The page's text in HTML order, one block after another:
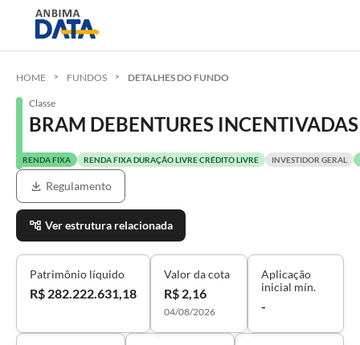
HOME FUNDOS DETALHES DO FUNDO
Classe
BRAM DEBENTURES
RENDA FIXA RENDA FIXA DURAÇÃO LIVRE CRÉDITO LIVRE INVESTIDOR GERAL
Regulamento
Ver estrutura relacionada
Patrimônio líquido
R$ 282.222.631,18
Valor da cota
R$ 2,16
04/08/2026
Aplicação
inicial mín.
-